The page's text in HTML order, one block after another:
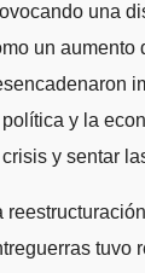
una
un aumento
y la
y sentar
tuvo